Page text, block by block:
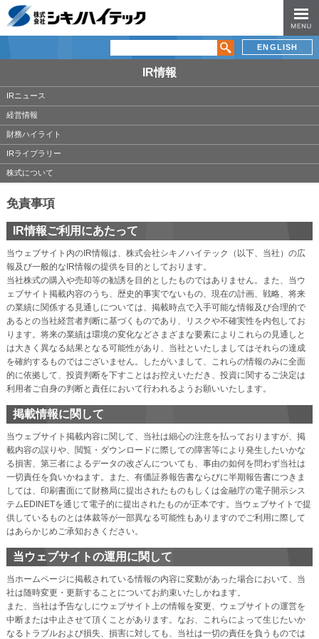
ENGLISH
IR情報
IRニュース
経営情報
財務ハイライト
IRライブラリー
株式について
免責事項
IR情報ご利用にあたって
当ウェブサイト内のIR情報は、株式会社シキノハイテック（以下、当社）の広
報及び一般的なIR情報の提供を目的としております。
当社株式の購入や売却等の勧誘を目的としたものではありません。また、当ウ
ェブサイト掲載内容のうち、歴史的事実でないもの、現在の計画、戦略、将来
の業績に関係する見通しについては、掲載時点で入手可能な情報及び合理的で
あるとの当社経営者判断に基づくものであり、リスクや不確実性を内包してお
ります。将来の業績は環境の変化などさまざまな要素によりこれらの見通しと
は大きく異なる結果となる可能性があり、当社といたしましてはそれらの達成
を確約するものではございません。したがいまして、これらの情報のみに全面
的に依拠して、投資判断を下すことはお控えいただき、投資に関するご決定は
利用者ご自身の判断と責任において行われるようお願いいたします。
掲載情報に関して
当ウェブサイト掲載内容に関して、当社は細心の注意を払っておりますが、掲
載内容の誤りや、閲覧・ダウンロードに際しての障害等により発生したいかな
る損害、第三者によるデータの改ざんについても、事由の如何を問わず当社は
一切責任を負いかねます。また、有価証券報告書ならびに半期報告書につきま
しては、印刷書面にて財務局に提出されたものもしくは金融庁の電子開示シス
テムEDINETを通じて電子的に提出されたものが正本です。当ウェブサイトで提
供しているものとは体裁等が一部異なる可能性もありますのでご利用に際して
はあらかじめご承知おきください。
当ウェブサイトの運用に関して
当ホームページに掲載されている情報の内容に変動があった場合において、当
社は随時変更・更新することについてお約束いたしかねます。
また、当社は予告なしにウェブサイト上の情報を変更、ウェブサイトの運営を
中断または中止させて頂くことがあります。なお、これらによって生じたいか
なるトラブルおよび損失、損害に対しても、当社は一切の責任を負うものでは